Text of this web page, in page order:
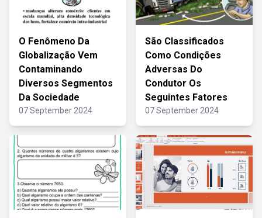
O Fenômeno Da
Globalização Vem
Contaminando
Diversos Segmentos
Da Sociedade
07 September 2024
São Classificados
Como Condições
Adversas Do
Condutor Os
Seguintes Fatores
07 September 2024